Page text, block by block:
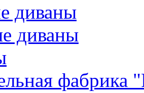
диваны
диваны
фабрика